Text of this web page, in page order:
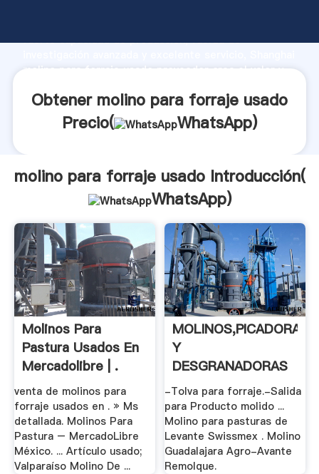
fuerte capacidad de producción, fuerza de
molino para forraje usado proveedor crea el valor y
Obtener molino para forraje usado
Precio(
WhatsApp)
molino para forraje usado Introducción(
WhatsApp)
Molinos Para
Pastura Usados En
Mercadolibre | .
venta de molinos para
forraje usados en . » Ms
detallada. Molinos Para
Pastura – MercadoLibre
México. ... Artículo usado;
Valparaíso Molino De ...
MOLINOS,PICADORAS
Y
DESGRANADORAS
DE .
-Tolva para forraje.-Salida
para Producto molido ...
Molino para pasturas de
Levante Swissmex . Molino
Guadalajara Agro-Avante
Remolque.